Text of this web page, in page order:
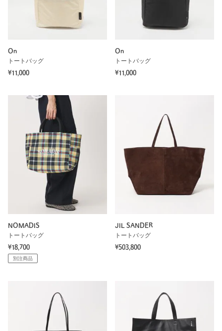
On
トートバッグ
¥11,000
On
トートバッグ
¥11,000
NOMADIS
トートバッグ
¥18,700
別注商品
JIL SANDER
トートバッグ
¥503,800